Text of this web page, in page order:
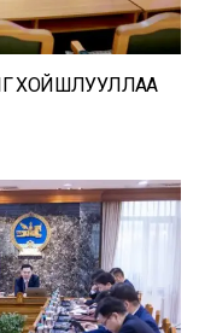
ХОЙШЛУУЛЛАА